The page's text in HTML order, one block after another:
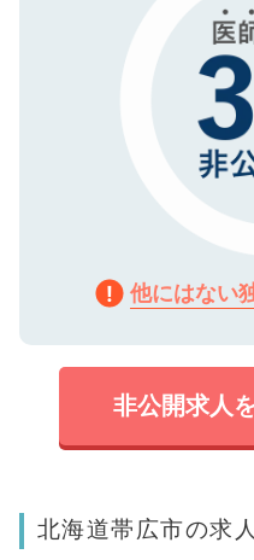
他にはない
非公開求人
北海道帯広市の求